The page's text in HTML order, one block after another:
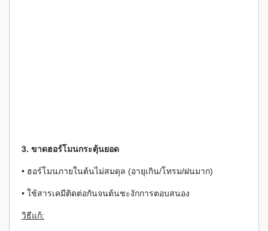
3. ขาดฮอร์โมนกระตุ้นยอด
• ฮอร์โมนภายในต้นไม่สมดุล (อายุเกิน/โทรม/ฝนมาก)
• ใช้สารเคมีติดต่อกันจนต้นชะงักการตอบสนอง
วิธีแก้: